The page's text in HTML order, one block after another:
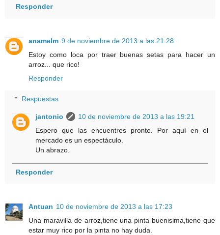
Responder
anamelm 9 de noviembre de 2013 a las 21:28
Estoy como loca por traer buenas setas para hacer un
arroz... que rico!
Responder
Respuestas
jantonio
10 de noviembre de 2013 a las 19:21
Espero que las encuentres pronto. Por aquí en el
mercado es un espectáculo.
Un abrazo.
Responder
Antuan 10 de noviembre de 2013 a las 17:23
Una maravilla de arroz,tiene una pinta buenisima,tiene que
estar muy rico por la pinta no hay duda.